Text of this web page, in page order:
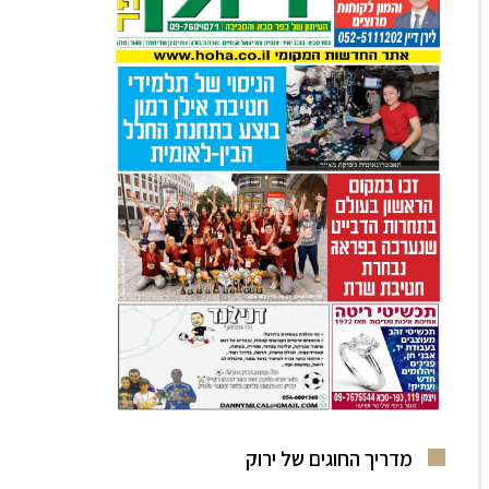
מדריך החוגים של ירוק